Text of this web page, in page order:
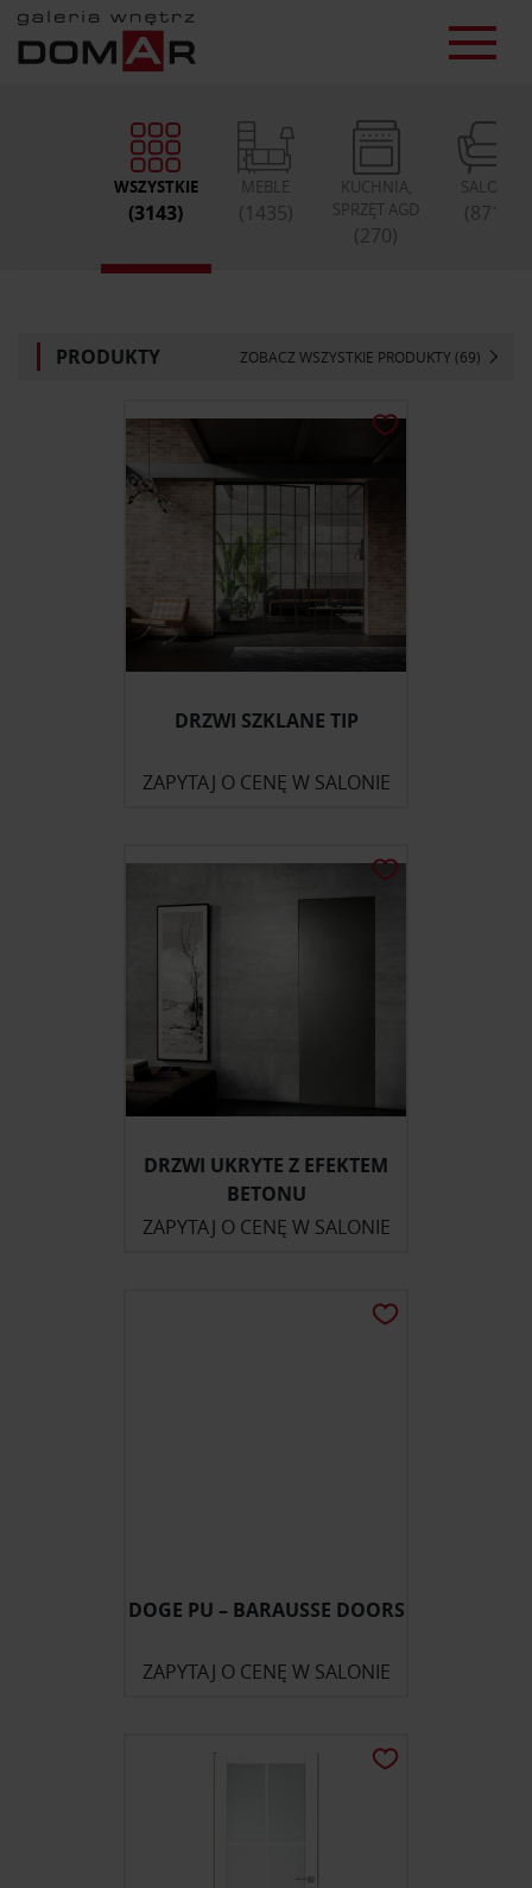
WSZYSTKIE
(3143)
MEBLE
(1435)
KUCHNIA,
SPRZĘT AGD
(270)
SALON
(871)
PRODUKTY ZOBACZ WSZYSTKIE PRODUKTY (69)
DRZWI SZKLANE TIP
ZAPYTAJ O CENĘ W SALONIE
DRZWI UKRYTE Z EFEKTEM
BETONU
ZAPYTAJ O CENĘ W SALONIE
DOGE PU – BARAUSSE DOORS
ZAPYTAJ O CENĘ W SALONIE